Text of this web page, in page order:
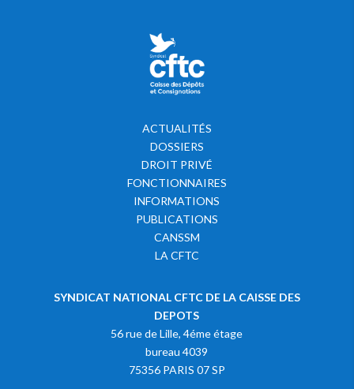
ACTUALITÉS
DOSSIERS
DROIT PRIVÉ
FONCTIONNAIRES
INFORMATIONS
PUBLICATIONS
CANSSM
LA CFTC
SYNDICAT NATIONAL CFTC DE LA CAISSE DES
DEPOTS
56 rue de Lille, 4éme étage
bureau 4039
75356 PARIS 07 SP